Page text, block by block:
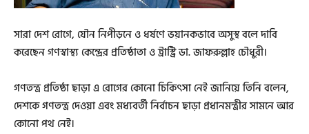
সারা দেশ রোগে, যৌন নিপীড়নে ও ধর্ষণে ভয়ানকভাবে অসুস্থ বলে দাবি
করেছেন গণস্বাস্থ্য কেন্দ্রের প্রতিষ্ঠাতা ও ট্রাস্ট্রি ডা. জাফরুল্লাহ চৌধুরী।
গণতন্ত্র প্রতিষ্ঠা ছাড়া এ রোগের কোনো চিকিৎসা নেই জানিয়ে তিনি বলেন,
দেশকে গণতন্ত্র দেওয়া এবং মধ্যবর্তী নির্বাচন ছাড়া প্রধানমন্ত্রীর সামনে আর
কোনো পথ নেই।